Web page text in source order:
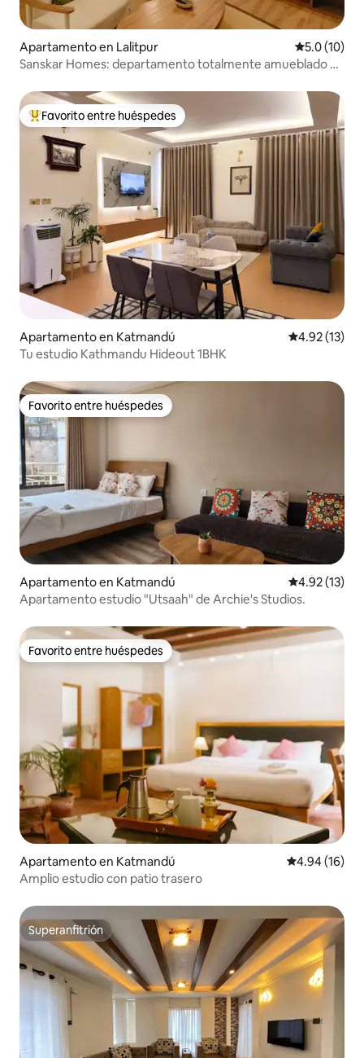
Apartamento en Lalitpur Calificación
5.0 (10)
Sanskar Homes: departamento totalmente amueblado en
Favorito entre huéspedes preferido
Favorito entre huéspedes
Apartamento en Katmandú Calificación
4.92 (13)
Tu estudio Kathmandu Hideout 1BHK
Favorito entre huéspedes
Favorito entre huéspedes
Apartamento en Katmandú Calificación
4.92 (13)
Apartamento estudio "Utsaah" de Archie's Studios.
Favorito entre huéspedes
Favorito entre huéspedes
Apartamento en Katmandú Calificación
4.94 (16)
Amplio estudio con patio trasero
Superanfitrión
Superanfitrión